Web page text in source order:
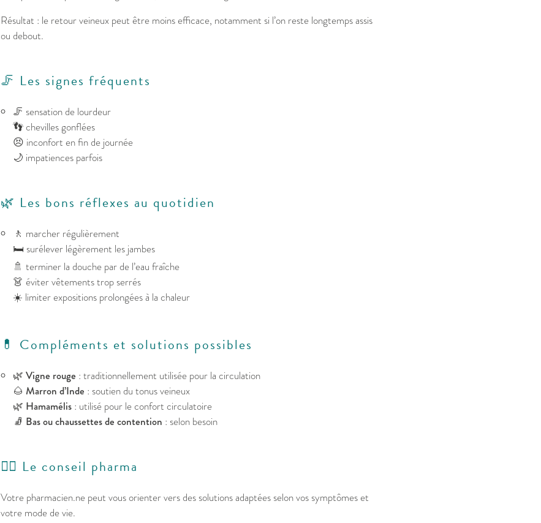
Résultat : le retour veineux peut être moins efficace, notamment si l’on reste longtemps assis
ou debout.
🦵 Les signes fréquents
🦵 sensation de lourdeur
👣 chevilles gonflées
😣 inconfort en fin de journée
🌙 impatiences parfois
🌿 Les bons réflexes au quotidien
🚶 marcher régulièrement
🛏️ surélever légèrement les jambes
🚿 terminer la douche par de l’eau fraîche
👗 éviter vêtements trop serrés
☀️ limiter expositions prolongées à la chaleur
💊 Compléments et solutions possibles
🌿 Vigne rouge : traditionnellement utilisée pour la circulation
🌰 Marron d’Inde : soutien du tonus veineux
🌿 Hamamélis : utilisé pour le confort circulatoire
🧦 Bas ou chaussettes de contention : selon besoin
👩‍⚕️ Le conseil pharma
Votre pharmacien.ne peut vous orienter vers des solutions adaptées selon vos symptômes et
votre mode de vie.